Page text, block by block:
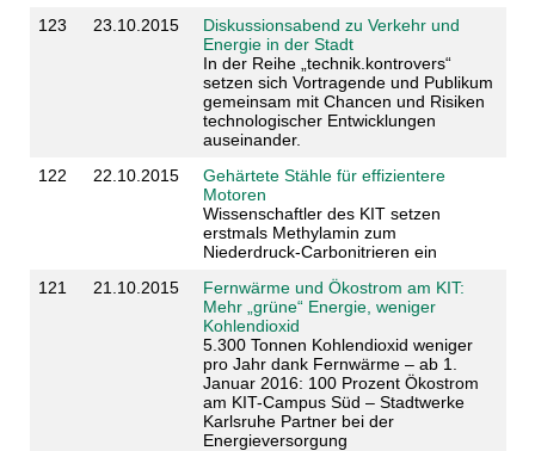
123
23.10.2015
Diskussionsabend zu Verkehr und
Energie in der Stadt
In der Reihe „technik.kontrovers“
setzen sich Vortragende und Publikum
gemeinsam mit Chancen und Risiken
technologischer Entwicklungen
auseinander.
122
22.10.2015
Gehärtete Stähle für effizientere
Motoren
Wissenschaftler des KIT setzen
erstmals Methylamin zum
Niederdruck-Carbonitrieren ein
121
21.10.2015
Fernwärme und Ökostrom am KIT:
Mehr „grüne“ Energie, weniger
Kohlendioxid
5.300 Tonnen Kohlendioxid weniger
pro Jahr dank Fernwärme – ab 1.
Januar 2016: 100 Prozent Ökostrom
am KIT-Campus Süd – Stadtwerke
Karlsruhe Partner bei der
Energieversorgung